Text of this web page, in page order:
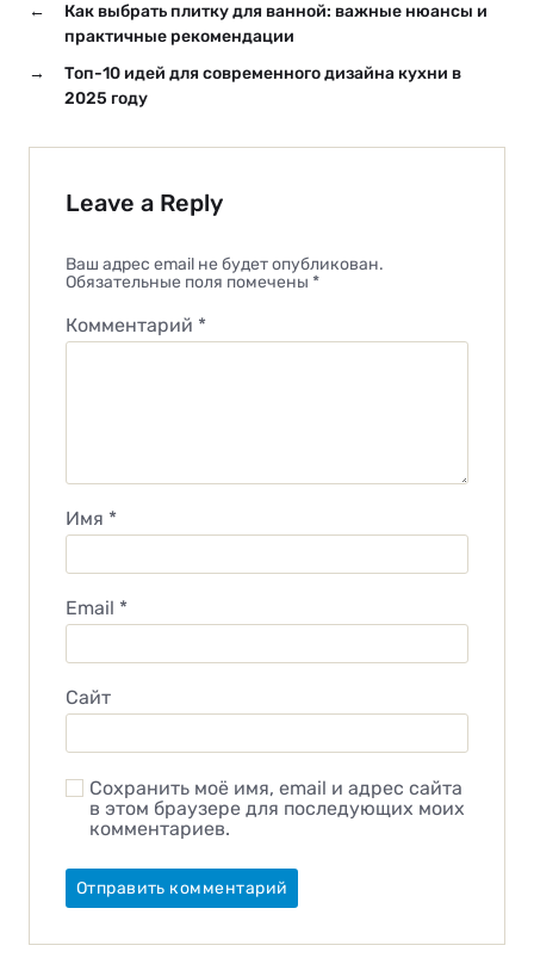
←
Как выбрать плитку для ванной: важные нюансы и
практичные рекомендации
→
Топ-10 идей для современного дизайна кухни в
2025 году
Leave a Reply
Ваш адрес email не будет опубликован.
Обязательные поля помечены *
Комментарий *
Имя *
Email *
Сайт
Сохранить моё имя, email и адрес сайта
в этом браузере для последующих моих
комментариев.